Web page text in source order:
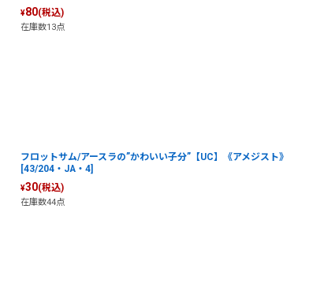
¥80(税込)
在庫数13点
フロットサム/アースラの”かわいい子分”【UC】《アメジスト》
[43/204・JA・4]
¥30(税込)
在庫数44点